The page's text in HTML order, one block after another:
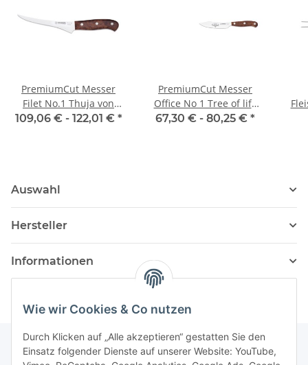
Wie wir Cookies & Co nutzen
Durch Klicken auf „Alle akzeptieren“ gestatten Sie den
Einsatz folgender Dienste auf unserer Website: YouTube,
PremiumCut Messer
Filet No.1 Thuja von
Giesser
109,06 € - 122,01 € *
PremiumCut Messer
Office No 1 Tree of life
von Giesser
67,30 € - 80,25 € *
Auswahl
Hersteller
Informationen